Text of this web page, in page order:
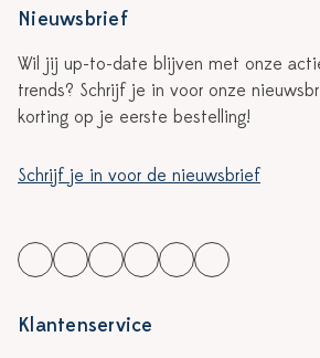
Nieuwsbrief
Wil jij up-to-date blijven met onze
trends? Schrijf je in voor onze
korting op je eerste bestelling!
Schrijf je in voor de nieuwsbrief
Klantenservice